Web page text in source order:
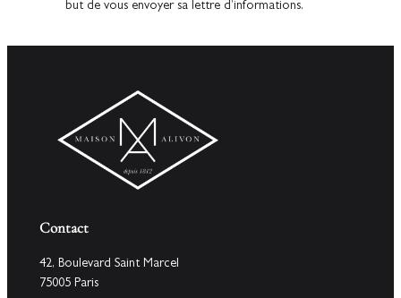
but de vous envoyer sa lettre d’informations.
Contact
42, Boulevard Saint Marcel
75005 Paris